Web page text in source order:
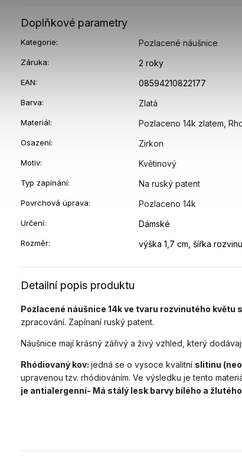
Detailní popis produktu
Pozlacené náušnice 14k ve tvaru rozvinutého květu
zpracování. Zapínaní ruský patent.
Náušnice mají krásný zářivý a živý vzhled, který
Rhódiovaný kov:jedná se o vysoce kvalitní slitinu
upravenou tzv. rhódiováním. Ve výsledku je tento
je antialergenní- Má stálý lesk barvy bílého a
Doplňkové parametry
Kategorie: Pozlacené náušnice
Záruka: 2 roky
EAN: 08594210822177
Barva: Zlatá
Materiál: Pozlaceno 14k zlatem ,
Osazení: Zirkon
Motiv: Květinový
Typ zapínání: Na ruský patent
Povrchová úprava: Pozlaceno 14k
Určení: Dámské
Rozměr: výška 1,7 cm, šířka